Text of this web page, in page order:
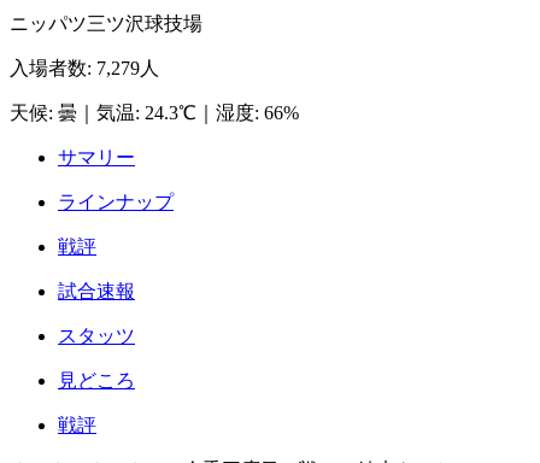
ニッパツ三ツ沢球技場
入場者数: 7,279人
天候: 曇 気温: 24.3℃ 湿度: 66%
サマリー
ラインナップ
戦評
試合速報
スタッツ
見どころ
戦評